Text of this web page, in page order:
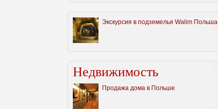
Экскурсия в подземелья Walim Польша
Недвижимость
Продажа дома в Польше